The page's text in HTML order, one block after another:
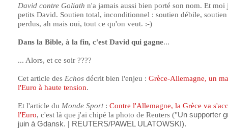
David contre Goliath n'a jamais aussi bien porté son nom. Et moi
petits David. Soutien total, inconditionnel : soutien débile,
perdus, ah mais oui, tout ce qu'on veut. :-)
Dans la Bible, à la fin, c'est David qui gagne...
... Alors, et ce soir ????
Cet article des Echos décrit bien l'enjeu : Grèce-Allemagne, un
l'Euro à haute tension.
Et l'article du Monde Sport: Contre l'Allemagne, la Grèce va
l'Euro, c'est là que j'ai chipé la photo de Reuters ("Un supporter
juin à Gdansk. | REUTERS/PAWEL ULATOWSKI).